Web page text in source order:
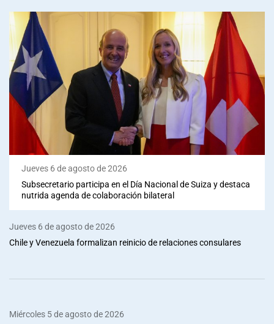
Jueves 6 de agosto de 2026
Subsecretario participa en el Día Nacional de Suiza y destaca
nutrida agenda de colaboración bilateral
Jueves 6 de agosto de 2026
Chile y Venezuela formalizan reinicio de relaciones consulares
Miércoles 5 de agosto de 2026